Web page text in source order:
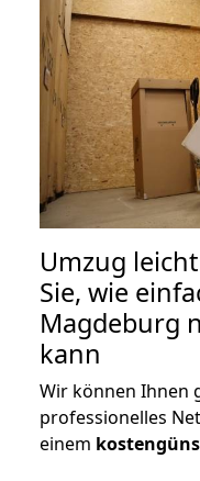
Umzug
Sie, wie
Magdeburg
kann
Wir können Ihnen
professionelles
einem